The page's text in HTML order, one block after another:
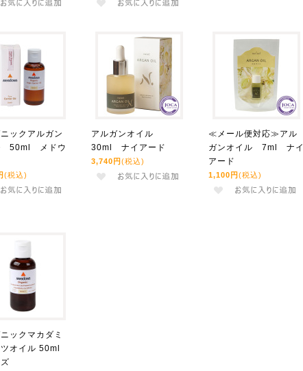
ックアルガン
50ml メドウ
(税込)
アルガンオイル
30ml ナイアード
3,740円 (税込)
≪メール便対応≫アル
ガンオイル 7ml ナイ
アード
1,100円 (税込)
ックマカダミ
ツオイル 50ml